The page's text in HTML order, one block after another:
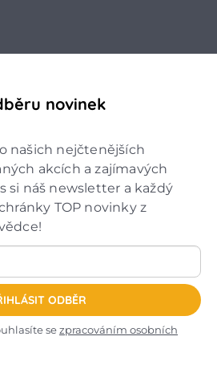
novinek
našich nejčtenějších
akcích a zajímavých
si náš newsletter a každý
TOP novinky z
ODBĚR
sezpracováním osobních